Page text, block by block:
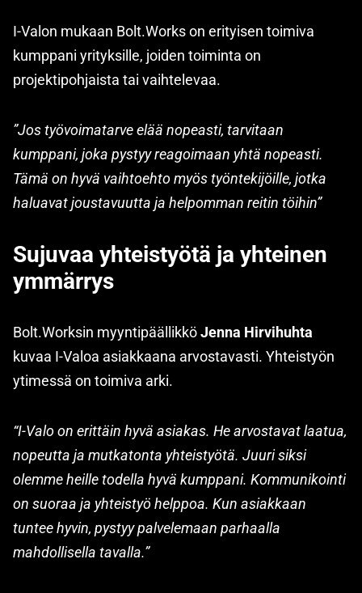
I-Valon mukaan Bolt.Works on erityisen toimiva
kumppani yrityksille, joiden toiminta on
projektipohjaista tai vaihtelevaa.
”Jos työvoimatarve elää nopeasti, tarvitaan
kumppani, joka pystyy reagoimaan yhtä nopeasti.
Tämä on hyvä vaihtoehto myös työntekijöille, jotka
haluavat joustavuutta ja helpomman reitin töihin”
Sujuvaa yhteistyötä ja yhteinen
ymmärrys
Bolt.Worksin myyntipäällikköJenna Hirvihuhta
kuvaa I-Valoa asiakkaana arvostavasti. Yhteistyön
ytimessä on toimiva arki.
“I-Valo on erittäin hyvä asiakas. He arvostavat laatua,
nopeutta ja mutkatonta yhteistyötä. Juuri siksi
olemme heille todella hyvä kumppani. Kommunikointi
on suoraa ja yhteistyö helppoa. Kun asiakkaan
tuntee hyvin, pystyy palvelemaan parhaalla
mahdollisella tavalla.”